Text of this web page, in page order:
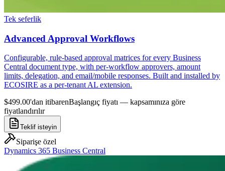
Tek seferlik
Advanced Approval Workflows
Configurable, rule-based approval matrices for every Business
Central document type, with per-workflow approvers, amount
limits, delegation, and email/mobile responses. Built and installed by
ECOSIRE as a per-tenant AL extension.
$499.00'dan itibarenBaşlangıç fiyatı — kapsamınıza göre
fiyatlandırılır
Teklif isteyin
Siparişe özel
Dynamics 365 Business Central